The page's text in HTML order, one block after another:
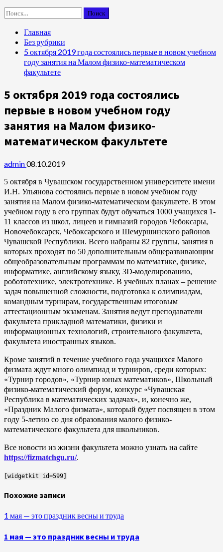
Найти:
Главная
Без рубрики
5 октября 2019 года состоялись первые в новом учебном
году занятия на Малом физико-математическом
факультете
5 октября 2019 года состоялись
первые в новом учебном году
занятия на Малом физико-
математическом факультете
admin08.10.2019
5 октября в Чувашском государственном университете имени
И.Н. Ульянова состоялись первые в новом учебном году
занятия на Малом физико-математическом факультете. В этом
учебном году в его группах будут обучаться 1000 учащихся 1-
11 классов из школ, лицеев и гимназий городов Чебоксары,
Новочебоксарск, Чебоксарского и Шемуршинского районов
Чувашской Республики. Всего набраны 82 группы, занятия в
которых проходят по 50 дополнительным общеразвивающим
общеобразовательным программам по математике, физике,
информатике, английскому языку, 3D-моделированию,
робототехнике, электротехнике. В учебных планах – решение
задач повышенной сложности, подготовка к олимпиадам,
командным турнирам, государственным итоговым
аттестационным экзаменам. Занятия ведут преподаватели
факультета прикладной математики, физики и
информационных технологий, строительного факультета,
факультета иностранных языков.
Кроме занятий в течение учебного года учащихся Малого
физмата ждут много олимпиад и турниров, среди которых:
«Турнир городов», «Турнир юных математиков», Школьный
физико-математический форум, конкурс «Чувашская
Республика в математических задачах», и, конечно же,
«Праздник Малого физмата», который будет посвящен в этом
году 5-летию со дня образования малого физико-
математического факультета для школьников.
Все новости из жизни факультета можно узнать на сайте
https://fizmatchgu.ru/.
[widgetkit id=599]
Похожие записи
1 мая — это праздник весны и труда
1 мая — это праздник весны и труда